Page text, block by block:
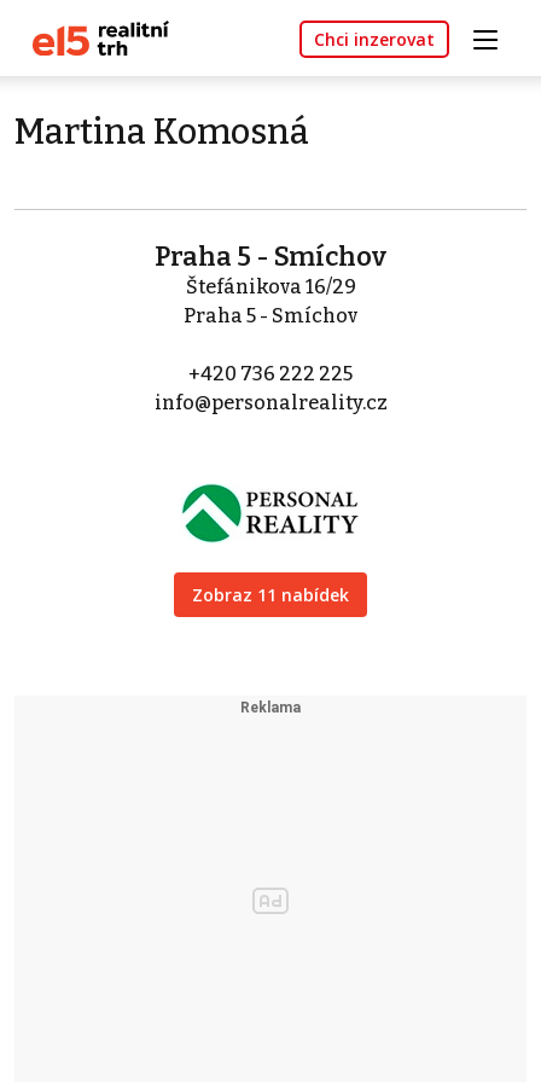
Chci inzerovat
Martina Komosná
Praha 5 - Smíchov
Štefánikova 16/29
Praha 5 - Smíchov
+420 736 222 225
info@personalreality.cz
Zobraz 11 nabídek